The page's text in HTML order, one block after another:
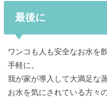
最後に
ワンコも人も安全なお水を
手軽に。
我が家が導入して大満足な
お水を気にされている方々